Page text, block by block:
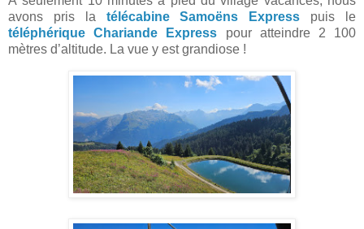
avons pris la télécabine Samoëns Express puis le
téléphérique Chariande Express pour atteindre 2 100
mètres d’altitude. La vue y est grandiose !